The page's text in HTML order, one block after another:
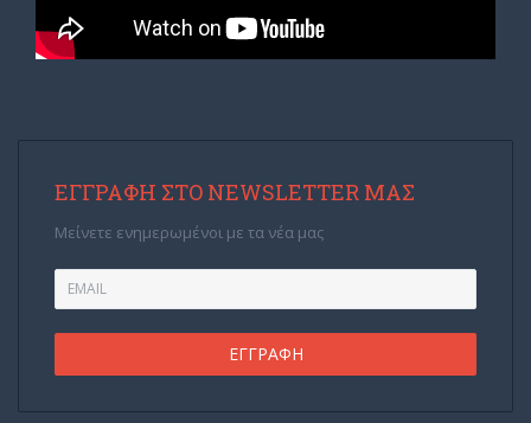
ΕΓΓΡΑΦΉ ΣΤΟ NEWSLETTER ΜΑΣ
Μείνετε ενημερωμένοι με τα νέα μας